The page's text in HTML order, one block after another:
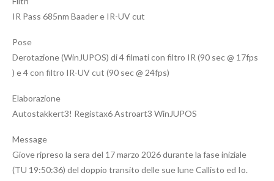
IR Pass 685nm Baader e IR-UV cut
Pose
Derotazione (WinJUPOS) di 4 filmati con filtro IR (90 sec @ 17fps
) e 4 con filtro IR-UV cut (90 sec @ 24fps)
Elaborazione
Autostakkert3! Registax6 Astroart3 WinJUPOS
Message
Giove ripreso la sera del 17 marzo 2026 durante la fase iniziale
(TU 19:50:36) del doppio transito delle sue lune Callisto ed Io.